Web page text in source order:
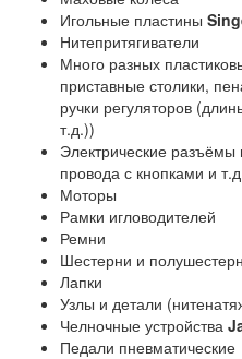
Игольные пластины
Нитепритягиватели
Много разных
приставные столики,
ручки регуляторов
т.д.))
Электрические
провода с кнопками и
Моторы
Рамки игловодителей
Ремни
Шестерни и
Лапки
Узлы и детали
Челночные устройства
Педали пневматические